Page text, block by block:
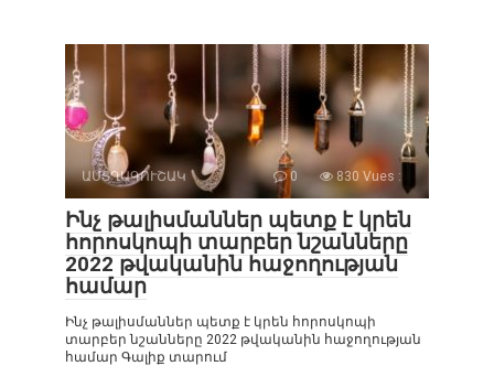
ԱՍՏՂԱԳՈՒՇԱԿ 0 830 Vues :
Ինչ թալիսմաններ պետք է կրեն
հորոսկոպի տարբեր նշանները
2022 թվականին հաջողության
համար
Ինչ թալիսմաններ պետք է կրեն հորոսկոպի
տարբեր նշանները 2022 թվականին հաջողության
համար Գալիք տարում